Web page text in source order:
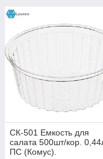
СК-501 Емкость для
салата 500шт/кор.
ПС (Комус).